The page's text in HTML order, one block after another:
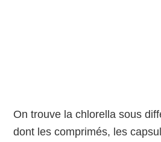
On trouve la chlorella sous
dont les comprimés, les